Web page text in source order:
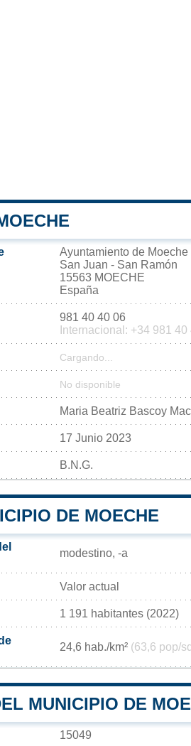
Ayuntamiento de Moeche
San Juan - San Ramón
15563 MOECHE
España
981 40 40 06
Internacional: +34 981 40
Cargando...
No disponible
Maria Beatriz Bascoy
17 Junio 2023
B.N.G.
DE MOECHE
modestino, -a
Valor actual
1 191 habitantes (2022)
24,6 hab./km² (63,6 pop/
MUNICIPIO DE
15049